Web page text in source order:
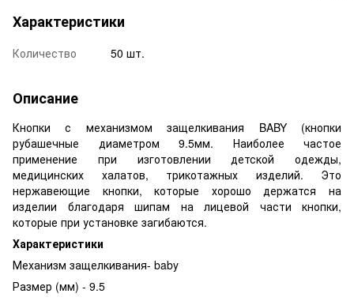
Характеристики
Количество 50 шт.
Описание
Кнопки с механизмом защелкивания BABY (кнопки
рубашечные диаметром 9.5мм. Наиболее частое
применение при изготовлении детской одежды,
медицинских халатов, трикотажных изделий. Это
нержавеющие кнопки, которые хорошо держатся на
изделии благодаря шипам на лицевой части кнопки,
которые при установке загибаются.
Характеристики
Механизм защелкивания- baby
Размер (мм) - 9.5